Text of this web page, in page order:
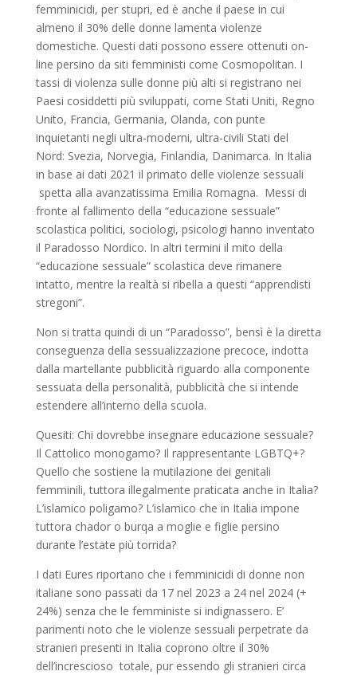
femminicidi, per stupri, ed è anche il paese in cui
almeno il 30% delle donne lamenta violenze
domestiche. Questi dati possono essere ottenuti on-
line persino da siti femministi come Cosmopolitan. I
tassi di violenza sulle donne più alti si registrano nei
Paesi cosiddetti più sviluppati, come Stati Uniti, Regno
Unito, Francia, Germania, Olanda, con punte
inquietanti negli ultra-moderni, ultra-civili Stati del
Nord: Svezia, Norvegia, Finlandia, Danimarca. In Italia
in base ai dati 2021 il primato delle violenze sessuali
spetta alla avanzatissima Emilia Romagna. Messi di
fronte al fallimento della “educazione sessuale”
scolastica politici, sociologi, psicologi hanno inventato
il Paradosso Nordico. In altritermini il mito della
“educazione sessuale” scolastica deve rimanere
intatto, mentre la realtà si ribella a questi “apprendisti
stregoni”.
Non si tratta quindi di un “Paradosso”, bensì è la diretta
conseguenza della sessualizzazione precoce, indotta
dalla martellante pubblicità riguardo alla componente
sessuata della personalità, pubblicità che si intende
estendere all’interno della scuola.
Quesiti: Chi dovrebbe insegnare educazione sessuale?
Il Cattolico monogamo? Il rappresentante LGBTQ+?
Quello che sostiene la mutilazione dei genitali
femminili, tuttora illegalmente praticata anche in Italia?
L’islamico poligamo? L’islamico che in Italia impone
tuttora chador o burqa a moglie e figlie persino
durante l’estate più torrida?
I dati Eures riportano che i femminicidi di donne non
italiane sono passati da 17 nel 2023 a 24 nel 2024 (+
24%) senza che le femministe si indignassero. E’
parimenti noto che le violenze sessuali perpetrate da
stranieri presenti in Italia coprono oltre il 30%
dell’increscioso totale, pur essendo gli stranieri circa